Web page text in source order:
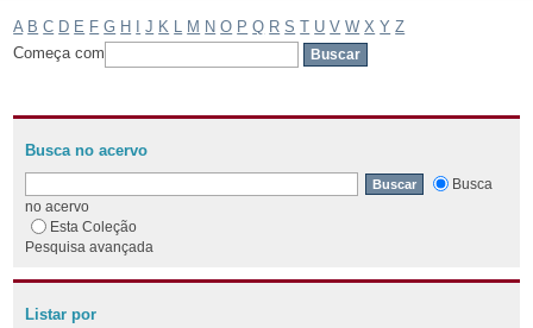
A B C D E F G H J K M N O P Q R S T U V W X Y Z
Começa com
Busca no acervo
Busca
no acervo
Esta Coleção
Pesquisa avançada
Listar por